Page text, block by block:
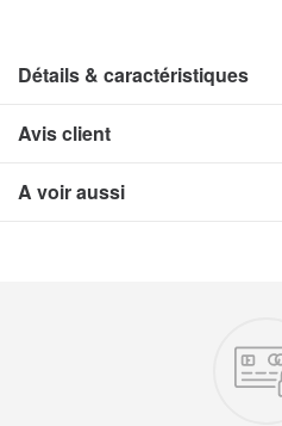
Détails & caractéristiques
Avis client
A voir aussi